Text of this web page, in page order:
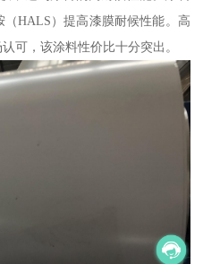
HALS）提高漆膜耐候性能。高
可，该涂料性价比十分突出。